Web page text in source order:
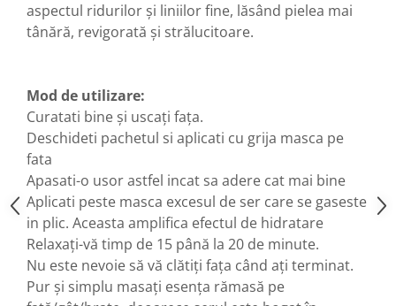
aspectul ridurilor și liniilor fine, lăsând pielea mai
tânără, revigorată și strălucitoare.
Mod de utilizare:
Curatati bine și uscați fața.
Deschideti pachetul si aplicati cu grija masca pe
fata
Apasati-o usor astfel incat sa adere cat mai bine
Aplicati peste masca excesul de ser care se gaseste
in plic. Aceasta amplifica efectul de hidratare
Relaxați-vă timp de 15 până la 20 de minute.
Nu este nevoie să vă clătiți fața când ați terminat.
Pur și simplu masați esența rămasă pe